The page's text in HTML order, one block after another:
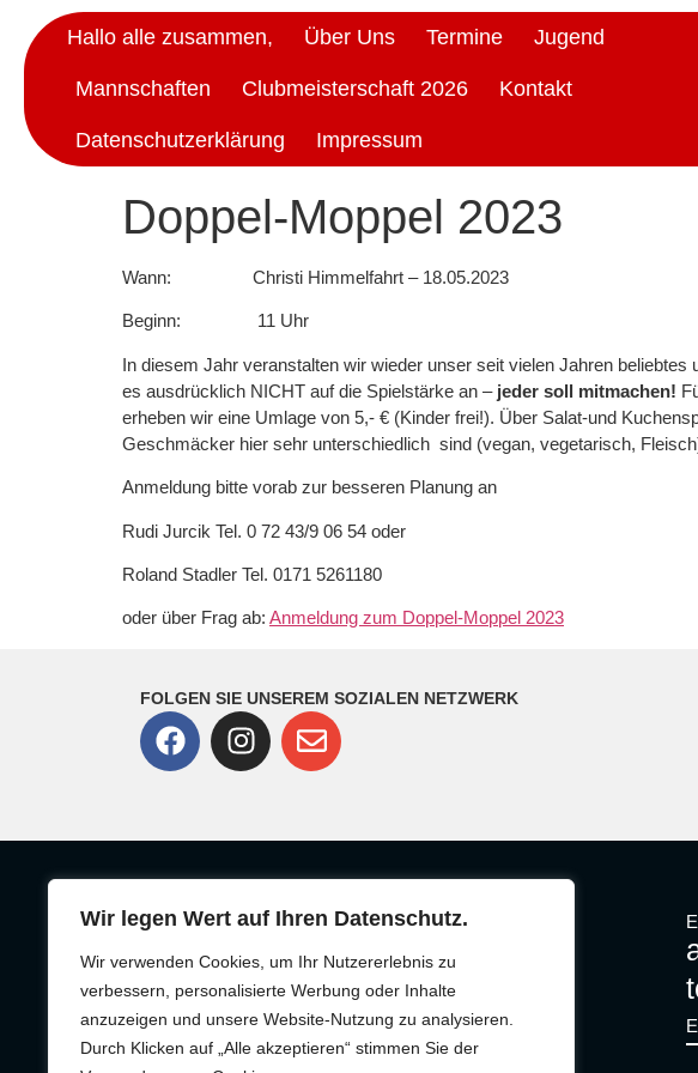
Wir legen Wert auf Ihren Datenschutz.
Wir verwenden Cookies, um Ihr Nutzererlebnis zu
verbessern, personalisierte Werbung oder Inhalte
anzuzeigen und unsere Website-Nutzung zu analysieren.
Durch Klicken auf „Alle akzeptieren“ stimmen Sie der
Hallo alle zusammen, Über Uns Termine Jugend
Mannschaften Clubmeisterschaft 2026 Kontakt
Datenschutzerklärung Impressum
Doppel-Moppel 2023
Wann: Christi Himmelfahrt – 18.05.2023
Beginn: 11 Uhr
In diesem Jahr veranstalten wir wieder unser seit vielen Jahren
es ausdrücklich NICHT auf die Spielstärke an –jeder soll mitmachen!
erheben wir eine Umlage von 5,- € (Kinder frei!). Über Salat-und
Geschmäcker hier sehr unterschiedlich sind (vegan, vegetarisch,
Anmeldung bitte vorab zur besseren Planung an
Rudi Jurcik Tel. 0 72 43/9 06 54 oder
Roland Stadler Tel. 0171 5261180
oder über Frag ab: Anmeldung zum Doppel-Moppel 2023
FOLGEN SIE UNSEREM SOZIALEN NETZWERK
Adresse
FV Ettlingenweier 1909 e.V.
Am Sportplatz 27 76275
Ettlingen